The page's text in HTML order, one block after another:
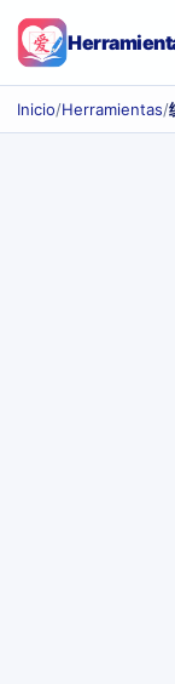
Inicio/Herramientas/